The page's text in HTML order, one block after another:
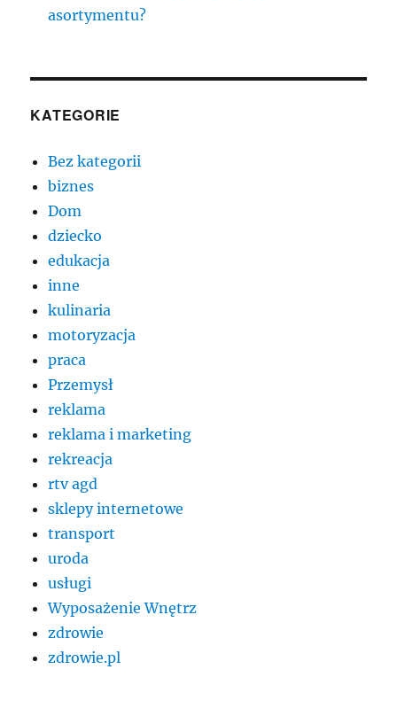
asortymentu?
KATEGORIE
Bez kategorii
biznes
Dom
dziecko
edukacja
inne
kulinaria
motoryzacja
praca
Przemysł
reklama
reklama i marketing
rekreacja
rtv agd
sklepy internetowe
transport
uroda
usługi
Wyposażenie Wnętrz
zdrowie
zdrowie.pl